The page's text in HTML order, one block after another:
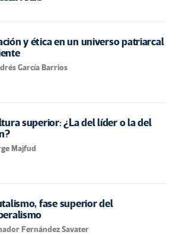
y ética en un universo patriarcal
García Barrios
superior: ¿La del líder o la del
Majfud
fase superior del
Fernández Savater